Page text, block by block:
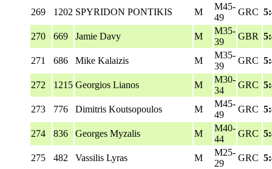
269 1202 SPYRIDON PONTIKIS M
M45-
49
GRC
270 669 Jamie Davy M
M35-
39
GBR
271 686 Mike Kalaizis M
M35-
39
GRC
272 1215 Georgios Lianos M
M30-
34
GRC
273 776 Dimitris Koutsopoulos M
M45-
49
GRC
274 836 Georges Myzalis M
M40-
44
GRC
275 482 Vassilis Lyras M
M25-
29
GRC